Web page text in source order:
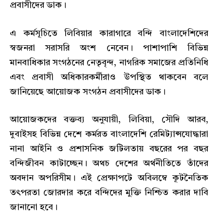
প্রবাসীদের ডাক।
এ কর্মসূচিতে লিবিয়ার কারাগারে বন্দি বাংলাদেশিদের
স্বজনরা সরাসরি অংশ নেবেন। পাশাপাশি বিভিন্ন
মানবাধিকার সংগঠনের নেতৃবৃন্দ, নাগরিক সমাজের প্রতিনিধি
এবং প্রবাসী অধিকারকর্মীরাও উপস্থিত থাকবেন বলে
জানিয়েছে আয়োজক সংগঠন প্রবাসীদের ডাক।
আয়োজকদের বক্তব্য অনুযায়ী, লিবিয়া, সৌদি আরব,
দুবাইসহ বিভিন্ন দেশে কর্মরত বাংলাদেশি রেমিট্যান্সযোদ্ধারা
নানা আইনি ও প্রশাসনিক জটিলতায় বছরের পর বছর
বন্দিজীবন কাটাচ্ছেন। অথচ দেশের অর্থনীতিতে তাঁদের
অবদান অপরিসীম। এই প্রেক্ষাপটে অবিলম্বে কূটনৈতিক
তৎপরতা জোরদার করে বন্দিদের মুক্তি নিশ্চিত করার দাবি
জানানো হবে।